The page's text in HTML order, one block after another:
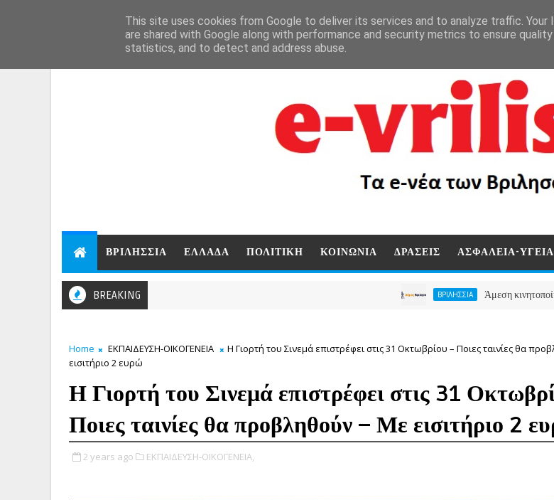
ΒΡΙΛΗΣΣΙΑ ΕΛΛΑΔΑ ΠΟΛΙΤΙΚΗ ΚΟΙΝΩΝΙΑ ΔΡΑΣΕΙΣ ΑΣΦΑΛΕΙΑ-ΥΓΕΙΑ
BREAKING ΒΡΙΛΗΣΣΙΑ Άμεση κινητοποίηση στα
Home ΕΚΠΑΙΔΕΥΣΗ-ΟΙΚΟΓΕΝΕΙΑ
Η Γιορτή του Σινεμά επιστρέφει στις 31 Οκτωβρίου – Ποιες ταινίες θα
εισιτήριο 2 ευρώ
Η Γιορτή του Σινεμά επιστρέφει στις 31
Ποιες ταινίες θα προβληθούν – Με εισιτήριο 2
2 years ago ΕΚΠΑΙΔΕΥΣΗ-ΟΙΚΟΓΕΝΕΙΑ,
This site uses cookies from Google to deliver its services and to analyze traffic. Your
are shared with Google along with performance and security metrics to ensure
statistics, and to detect and address abuse.